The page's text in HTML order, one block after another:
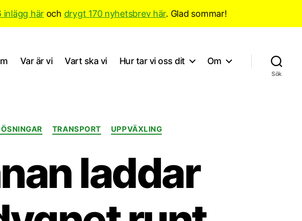
inlägg här och drygt 170 nyhetsbrev här. Glad sommar!
Var är vi Vart ska vi Hur tar vi oss dit Om
Sök
TRANSPORT UPPVÄXLING
laddar